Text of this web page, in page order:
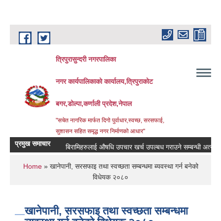
Skip to main content
त्रिपुरासुन्दरी नगरपालिका
नगर कार्यपालिकाको कार्यालय,त्रिपुराकोट
बगर,डोल्पा,कर्णाली प्रदेश,नेपाल
"सचेत नागरिक मार्फत दिगो पुर्वाधार,स्वच्छ, सरसफाई,
सुशासन सहित समृद्ध नगर निर्माणको आधार"
प्रमुख समाचारबिरामिहरुलाई ‍‌औषधि उपचार खर्च उपल्बध गराउने सम्बन्धी अत्यन्त
You are here
Home» खानेपानी, सरसफाइ तथा स्वच्छता सम्बन्धमा ब्यवस्था गर्न बनेको
विधेयक २०८०
खानेपानी, सरसफाइ तथा स्वच्छता सम्बन्धमा